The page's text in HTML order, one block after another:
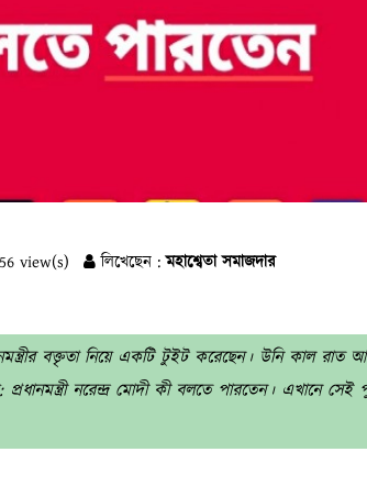
view(s) লিখেছেন :মহাশ্বেতা সমাজদার
বক্তৃতা নিয়ে একটি টুইট করেছেন। উনি কাল রাত
নরেন্দ্র মোদী কী বলতে পারতেন। এখানে সেই